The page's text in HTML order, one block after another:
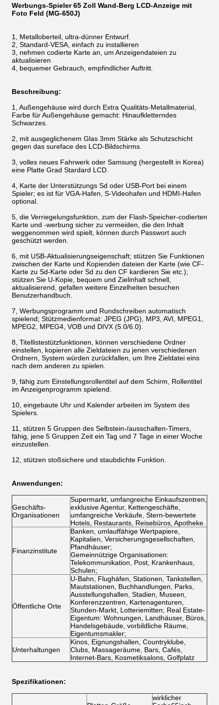
Werbungs-Spieler 65 Zoll Wand-Berg LCD-Anzeige mit
Foto Feld (MG-650J)
1, Metalloberteil, ultra-dünner Entwurf.
2, Standard-VESA, einfach zu installieren
3, nehmen codierte Karte an, um Anzeigendateien zu
aktualisieren
4, bequemer Gebrauch, empfindlicher Auftritt.
Beschreibung:
1, Außengehäuse wird durch Extra Qualitäts-Metallmaterial,
Farbe für Außengehäuse gemacht: Hinaufkletterndes
Schwarzes.
2, mit ausgeglichenem Glas 3mm Stärke als Schutzschicht
gegen das sureface des LCD-Bildschirms.
3, volles neues Fahrwerk oder Samsung (hergestellt in Korea)
eine Platte Grad Stardard LCD.
4, Karte der Unterstützungs Sd oder USB-Port bei einem
Spieler; es ist für VGA-Hafen, S-Videohafen und HDMI-Hafen
optional.
5, die Verriegelungsfunktion, zum der Flash-Speicher-codierten
Karte und -werbung sicher zu vermeiden, die den Inhalt
weggenommen wird spielt, können durch Passwort auch
geschützt werden.
6, mit USB-Aktualisierungseigenschaft; stützen Sie Funktionen
zwischen der Karte und Kopienden dateien der Karte (wie CF-
Karte zu Sd-Karte oder Sd zu den CF kardieren Sie etc.);
stützen Sie U-Kopie, bequem und Zielinhalt schnell,
aktualisierend, gefallen weitere Einzelheiten besuchen
Benutzerhandbuch.
7, Werbungsprogramm und Rundschreiben automatisch
spielend; Stützmedienformat: JPEG (JPG), MP3, AVI, MPEG1,
MPEG2, MPEG4, VOB und DIVX (5.0/6.0).
8, Titellistestützfunktionen, können verschiedene Ordner
einstellen, kopieren alle Zieldateien zu jenen verschiedenen
Ordnern, System würden zurückfallen, um Ihre Zieldatei eins
nach dem anderen zu spielen.
9, fähig zum Einstellungsrollentitel auf dem Schirm, Rollentitel
im Anzeigenprogramm spielend.
10, eingebaute Uhr und Kalender arbeiten im System des
Spielers.
11, stützen 5 Gruppen des Selbstein-/ausschalten-Timers,
fähig, jene 5 Gruppen Zeit ein Tag und 7 Tage in einer Woche
einzustellen.
12, stützen stoßsichere und staubdichte Funktion.
Anwendungen:
Geschäfts-
Organisationen
Supermarkt, umfangreiche Einkaufszentren,
exklusive Agentur, Kettengeschäfte,
umfangreiche Verkäufe, Stern-bewertete
Hotels, Restaurants, Reisebüros, Apotheke.
Finanzinstitute
Banken, umlauffähige Wertpapiere,
Kapitalien, Versicherungsgesellschaften,
Pfandhäuser;
Gemeinnützige Organisationen:
Telekommunikation, Post, Krankenhaus,
Schulen;
Öffentliche Orte
U-Bahn, Flughäfen, Stationen, Tankstellen,
Mautstationen, Buchhandlungen, Parks,
Ausstellungshallen, Stadien, Museen,
Konferenzzentren, Kartenagenturen,
Stunden-Markt, Lotteriemitten; Real Estate-
Eigentum: Wohnungen, Landhäuser, Büros,
Handelsgebäude, vorbildliche Räume,
Eigentumsmakler;
Unterhaltungen
Kinos, Eignungshallen, Countryklube,
Clubs, Massageräume, Bars, Cafés,
Internet-Bars, Kosmetiksalons, Golfplatz
Spezifikationen:
wirklicher